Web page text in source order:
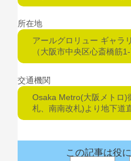
所在地
アールグロリュー ギャラ
（大阪市中央区心斎橋筋
交通機関
Osaka Metro(大阪メトロ)
札、南南改札)より地下道
この記事は役